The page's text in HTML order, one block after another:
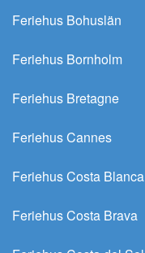
Feriehus Bohuslän
Feriehus Bornholm
Feriehus Bretagne
Feriehus Cannes
Feriehus Costa Blanca
Feriehus Costa Brava